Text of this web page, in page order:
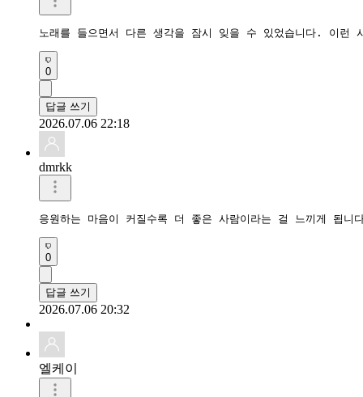
노래를 들으면서 다른 생각을 잠시 잊을 수 있었습니다. 이런
0
답글 쓰기
2026.07.06 22:18
dmrkk
응원하는 마음이 커질수록 더 좋은 사람이라는 걸 느끼게 됩니
0
답글 쓰기
2026.07.06 20:32
엘케이